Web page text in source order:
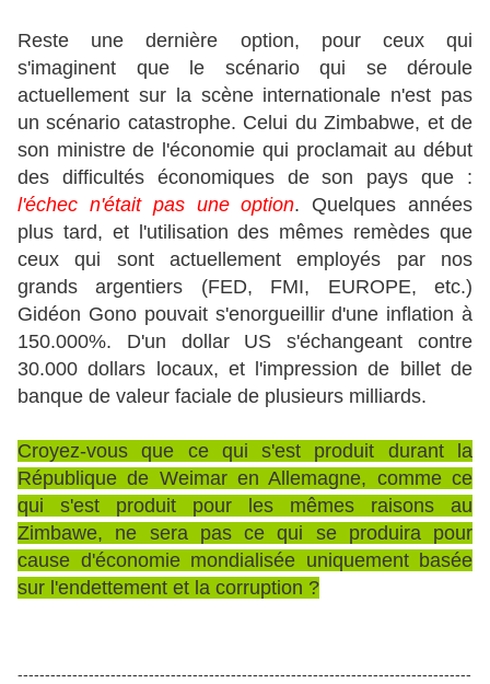
Reste une dernière option, pour ceux qui
s'imaginent que le scénario qui se déroule
actuellement sur la scène internationale n'est pas
un scénario catastrophe. Celui du Zimbabwe, et de
son ministre de l'économie qui proclamait au début
des difficultés économiques de son pays que :
l'échec n'était pas une option. Quelques années
plus tard, et l'utilisation des mêmes remèdes que
ceux qui sont actuellement employés par nos
grands argentiers (FED, FMI, EUROPE, etc.)
Gidéon Gono pouvait s'enorgueillir d'une inflation à
150.000%. D'un dollar US s'échangeant contre
30.000 dollars locaux, et l'impression de billet de
banque de valeur faciale de plusieurs milliards.
Croyez-vous que ce qui s'est produit durant la
République de Weimar en Allemagne, comme ce
qui s'est produit pour les mêmes raisons au
Zimbawe, ne sera pas ce qui se produira pour
cause d'économie mondialisée uniquement basée
sur l'endettement et la corruption ?
-----------------------------------------------------------------------------------